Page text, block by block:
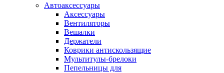
Автоаксессуары
Аксессуары
Вентиляторы
Вешалки
Держатели
Коврики антискользящие
Мультитулы-брелоки
Пепельницы для